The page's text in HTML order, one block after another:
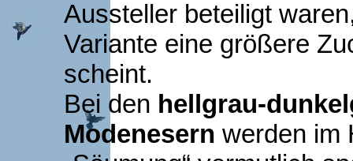
Aussteller beteiligt
Variante eine größere
scheint.
Bei den hellgrau-
Modenesern werden im